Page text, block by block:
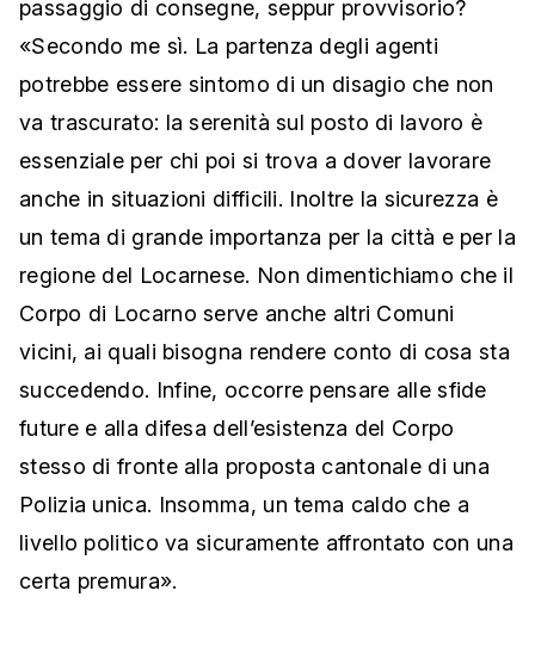
passaggio di consegne, seppur provvisorio?
«Secondo me sì. La partenza degli agenti
potrebbe essere sintomo di un disagio che non
va trascurato: la serenità sul posto di lavoro è
essenziale per chi poi si trova a dover lavorare
anche in situazioni difficili. Inoltre la sicurezza è
un tema di grande importanza per la città e per la
regione del Locarnese. Non dimentichiamo che il
Corpo di Locarno serve anche altri Comuni
vicini, ai quali bisogna rendere conto di cosa sta
succedendo. Infine, occorre pensare alle sfide
future e alla difesa dell’esistenza del Corpo
stesso di fronte alla proposta cantonale di una
Polizia unica. Insomma, un tema caldo che a
livello politico va sicuramente affrontato con una
certa premura».